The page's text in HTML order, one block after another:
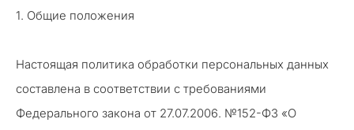
1. Общие положения
Настоящая политика обработки персональных данных
составлена в соответствии с требованиями
Федерального закона от 27.07.2006. №152-ФЗ «О